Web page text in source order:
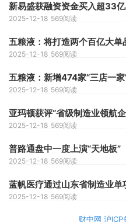
新易盛获融资资金买入超33
2025-12-18 569阅读
五粮液：将打造两个百亿大
2025-12-18 569阅读
五粮液：新增474家“三店一
2025-12-18 569阅读
亚玛顿获评“省级制造业领航
2025-12-18 569阅读
普路通盘中一度上演“天地板”
2025-12-18 569阅读
蓝帆医疗通过山东省制造业单
2025-12-18 569阅读
财中网 沪